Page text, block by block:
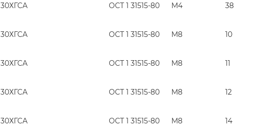
30ХГСА ОСТ 1 31515-80 М4 38
30ХГСА ОСТ 1 31515-80 М8 10
30ХГСА ОСТ 1 31515-80 М8 11
30ХГСА ОСТ 1 31515-80 М8 12
30ХГСА ОСТ 1 31515-80 М8 14